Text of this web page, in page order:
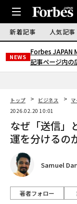
新着記事 人気記事
NEWS
Forbes JAPAN
記事ページ内の
トップ ビジネス
2026.02.20 10:01
なぜ「送信」
運を分けるの
Samuel
著者フォロー